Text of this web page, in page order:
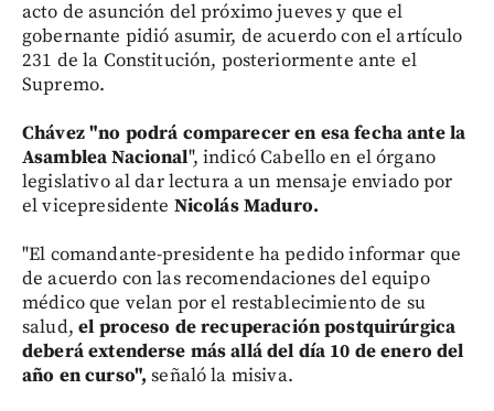
acto de asunción del próximo jueves y que el
gobernante pidió asumir, de acuerdo con el artículo
231 de la Constitución, posteriormente ante el
Supremo.
Chávez "no podrá comparecer en esa fecha ante la
Asamblea Nacional", indicó Cabello en el órgano
legislativo al dar lectura a un mensaje enviado por
el vicepresidente Nicolás Maduro.
"El comandante-presidente ha pedido informar que
de acuerdo con las recomendaciones del equipo
médico que velan por el restablecimiento de su
salud,el proceso de recuperación postquirúrgica
deberá extenderse más allá del día 10 de enero del
año en curso", señaló la misiva.